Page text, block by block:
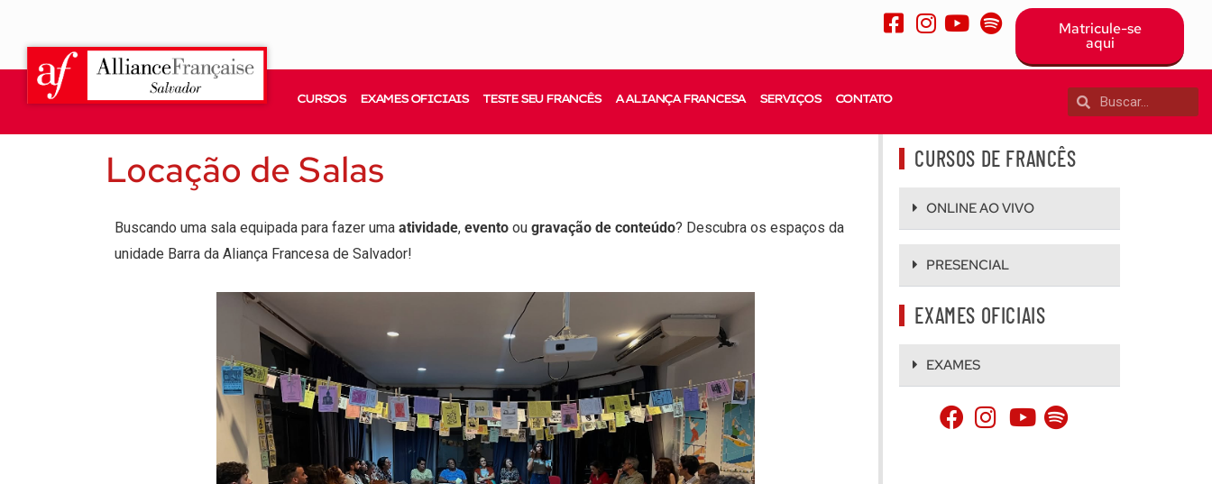
Matricule-se
aqui
CURSOS EXAMES OFICIAIS TESTE SEU FRANCÊS A ALIANÇA FRANCESA SERVIÇOS CONTATO
Locação de Salas
Buscando uma sala equipada para fazer uma atividade, evento ou gravação de conteúdo? Descubra os espaços da
unidade Barra da Aliança Francesa de Salvador!
CURSOS DE FRANCÊS
ONLINE AO VIVO
PRESENCIAL
EXAMES OFICIAIS
EXAMES